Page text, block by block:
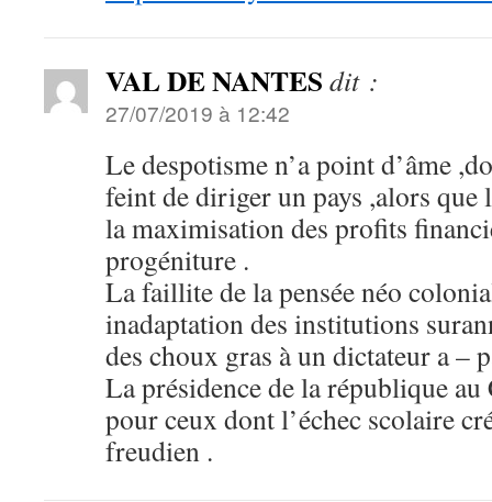
VAL DE NANTES dit :
27/07/2019 à 12:42
Le despotisme n’a point d’âme
feint de diriger un pays ,alors
la maximisation des profits
progéniture .
La faillite de la pensée néo
inadaptation des institutions
des choux gras à un dictateur a –
La présidence de la république
pour ceux dont l’échec scolaire
freudien .